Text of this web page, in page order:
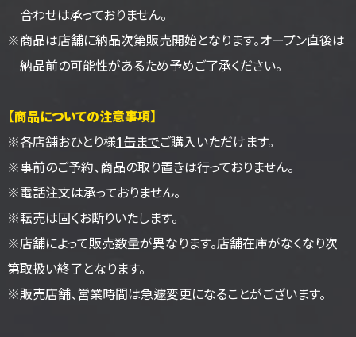
合わせは承っておりません。
※商品は店舗に納品次第販売開始となります。オープン直後は
納品前の可能性があるため予めご了承ください。
【商品についての注意事項】
※各店舗おひとり様1缶までご購入いただけます。
※事前のご予約、商品の取り置きは行っておりません。
※電話注文は承っておりません。
※転売は固くお断りいたします。
※店舗によって販売数量が異なります。店舗在庫がなくなり次
第取扱い終了となります。
※販売店舗、営業時間は急遽変更になることがございます。